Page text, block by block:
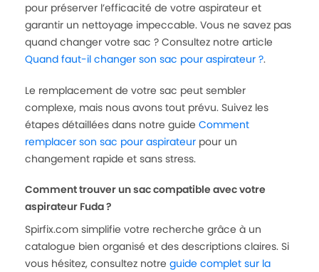
pour préserver l’efficacité de votre aspirateur et
garantir un nettoyage impeccable. Vous ne savez pas
quand changer votre sac ? Consultez notre article
Quand faut-il changer son sac pour aspirateur ?.
Le remplacement de votre sac peut sembler
complexe, mais nous avons tout prévu. Suivez les
étapes détaillées dans notre guide Comment
remplacer son sac pour aspirateur pour un
changement rapide et sans stress.
Comment trouver un sac compatible avec votre
aspirateur Fuda ?
Spirfix.com simplifie votre recherche grâce à un
catalogue bien organisé et des descriptions claires. Si
vous hésitez, consultez notre guide complet sur la